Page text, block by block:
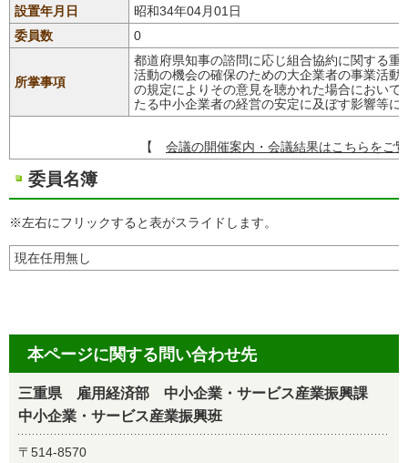
設置年月日
昭和34年04月01日
委員数
0
所掌事項
都道府県知事の諮問に応じ組合協約に関する
活動の機会の確保のための大企業者の事業活
の規定によりその意見を聴かれた場合におい
たる中小企業者の経営の安定に及ぼす影響等
【 会議の開催案内・会議結果はこちらをご
委員名簿
※左右にフリックすると表がスライドします。
現在任用無し
本ページに関する問い合わせ先
三重県 雇用経済部 中小企業・サービス産業振興課
中小企業・サービス産業振興班
〒514-8570